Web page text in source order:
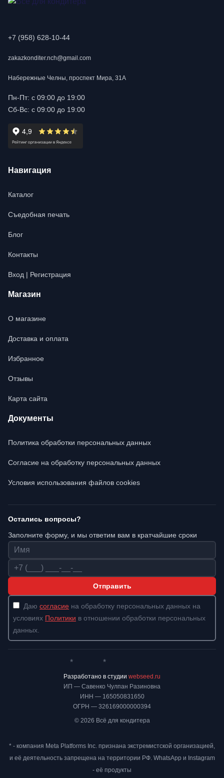
+7 (958) 628-10-44
zakazkonditer.nch@gmail.com
Набережные Челны, проспект Мира, 31А
Пн-Пт: с 09:00 до 19:00
Сб-Вс: с 09:00 до 19:00
Навигация
Каталог
Съедобная печать
Блог
Контакты
Вход | Регистрация
Магазин
О магазине
Доставка и оплата
Избранное
Отзывы
Карта сайта
Документы
Политика обработки персональных данных
Согласие на обработку персональных данных
Условия использования файлов cookies
Остались вопросы?
Заполните форму, и мы ответим вам в кратчайшие сроки
Имя
Телефон
Отправить
Даю согласие на обработку персональных данных на
условиях Политики в отношении обработки персональных
данных.
ИП — Савенко Чулпан Разиновна
ИНН — 165050831650
ОГРН — 326169000000394
© 2026 Всё для кондитера
* *
Разработано в студии webseed.ru
* - компания Meta Platforms Inc. признана экстремистской организацией,
и её деятельность запрещена на территории РФ. WhatsApp и Instagram
- её продукты